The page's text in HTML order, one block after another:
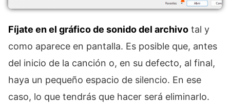
Fíjate en el gráfico de sonido del archivo tal y
como aparece en pantalla. Es posible que, antes
del inicio de la canción o, en su defecto, al final,
haya un pequeño espacio de silencio. En ese
caso, lo que tendrás que hacer será eliminarlo.